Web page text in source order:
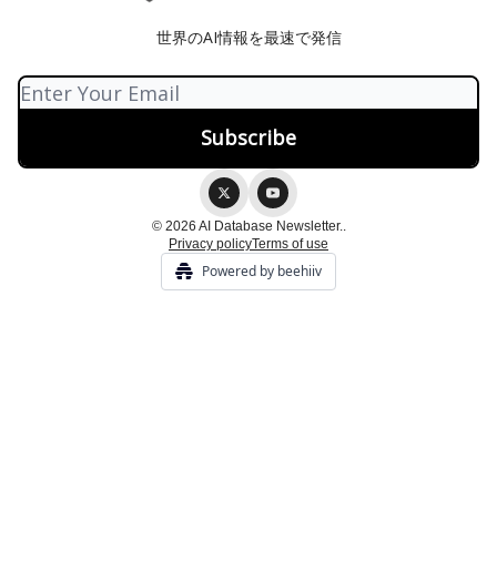
世界のAI情報を最速で発信
© 2026 AI Database Newsletter..
Privacy policyTerms of use
Powered by beehiiv